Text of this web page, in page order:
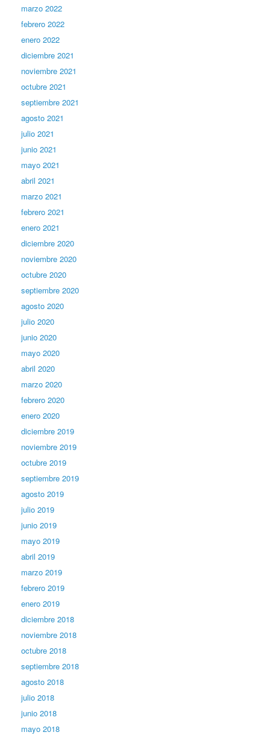
marzo 2022
febrero 2022
enero 2022
diciembre 2021
noviembre 2021
octubre 2021
septiembre 2021
agosto 2021
julio 2021
junio 2021
mayo 2021
abril 2021
marzo 2021
febrero 2021
enero 2021
diciembre 2020
noviembre 2020
octubre 2020
septiembre 2020
agosto 2020
julio 2020
junio 2020
mayo 2020
abril 2020
marzo 2020
febrero 2020
enero 2020
diciembre 2019
noviembre 2019
octubre 2019
septiembre 2019
agosto 2019
julio 2019
junio 2019
mayo 2019
abril 2019
marzo 2019
febrero 2019
enero 2019
diciembre 2018
noviembre 2018
octubre 2018
septiembre 2018
agosto 2018
julio 2018
junio 2018
mayo 2018